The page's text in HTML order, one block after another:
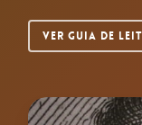
Ver Guia de